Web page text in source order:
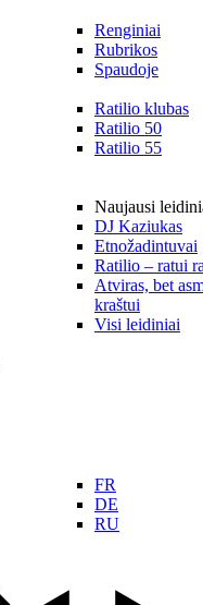
Renginiai
Rubrikos
Spaudoje
Ratilio klubas
Ratilio 50
Ratilio 55
Naujausi
DJ Kaziukas
Etnožadintuvai
Ratilio – ratui
Atviras, bet
kraštui
Visi leidiniai
FR
DE
RU